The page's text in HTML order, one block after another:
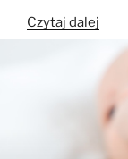
Czytaj dalej